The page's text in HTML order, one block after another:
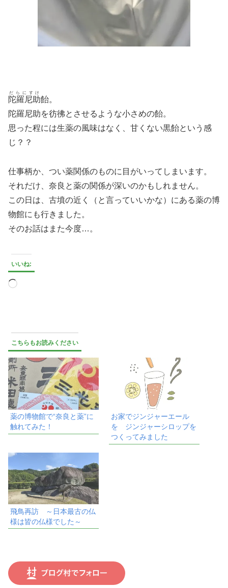
陀羅尼助
だらにすけ
飴。
陀羅尼助を彷彿とさせるような小さめの飴。
思った程には生薬の風味はなく、甘くない黒飴という感
じ？？
仕事柄か、つい薬関係のものに目がいってしまいます。
それだけ、奈良と薬の関係が深いのかもしれません。
この日は、古墳の近く（と言っていいかな）にある薬の博
物館にも行きました。
そのお話はまた今度…。
いいね:
読
中…
こちらもお読みください
薬の博物館で“奈良と薬”に
触れてみた！
お家でジンジャーエール
を ジンジャーシロップを
つくってみました
飛鳥再訪 ～日本最古の仏
様は皆の仏様でした～